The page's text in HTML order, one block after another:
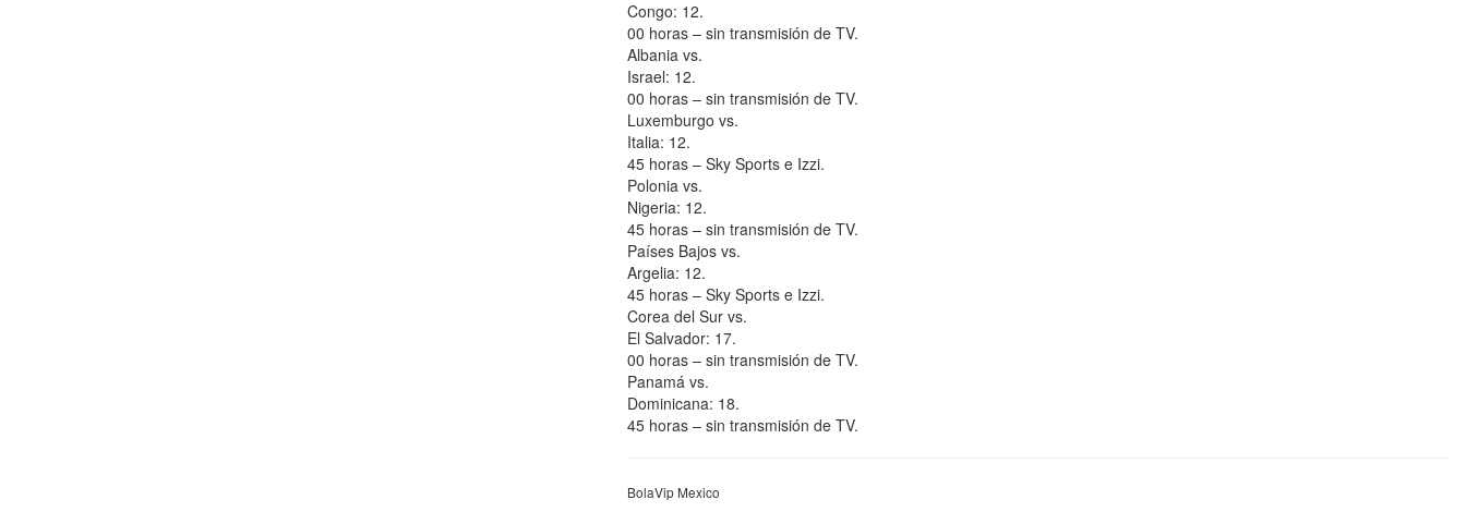
Congo: 12.
00 horas – sin transmisión de TV.
Albania vs.
Israel: 12.
00 horas – sin transmisión de TV.
Luxemburgo vs.
Italia: 12.
45 horas – Sky Sports e Izzi.
Polonia vs.
Nigeria: 12.
45 horas – sin transmisión de TV.
Países Bajos vs.
Argelia: 12.
45 horas – Sky Sports e Izzi.
Corea del Sur vs.
El Salvador: 17.
00 horas – sin transmisión de TV.
Panamá vs.
Dominicana: 18.
45 horas – sin transmisión de TV.
BolaVip Mexico